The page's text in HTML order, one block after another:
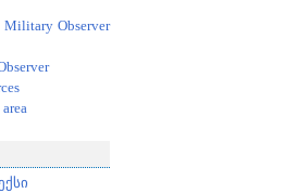
Military Observer